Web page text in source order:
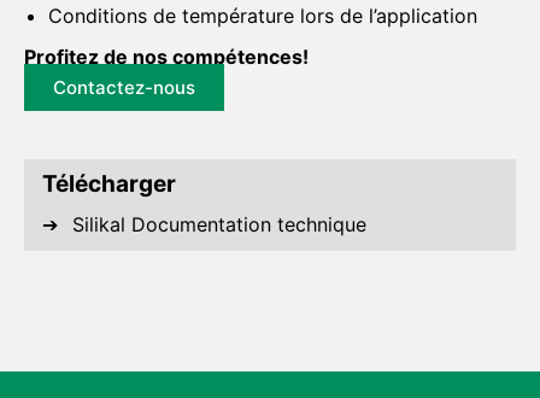
Conditions de température lors de l’application
Profitez de nos compétences!
Contactez-nous
Télécharger
Silikal Documentation technique